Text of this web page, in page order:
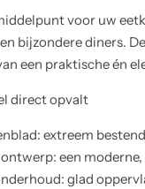
voor uw
bijzondere diners.
een praktische én
direct opvalt
extreem
een
glad